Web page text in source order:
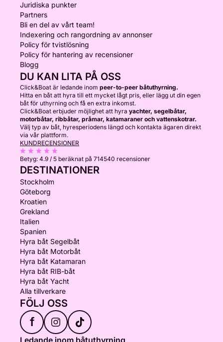
Juridiska punkter
Partners
Bli en del av vårt team!
Indexering och rangordning av annonser
Policy för tvistlösning
Policy för hantering av recensioner
Blogg
DU KAN LITA PÅ OSS
Click&Boat är ledande inom peer-to-peer båtuthyrning.
Hitta en båt att hyra till ett mycket lågt pris, eller lägg ut din egen
båt för uthyrning och få en extra inkomst.
Click&Boat erbjuder möjlighet att hyra yachter, segelbåtar,
motorbåtar, ribbåtar, pråmar, katamaraner och vattenskotrar.
Välj typ av båt, hyresperiodens längd och kontakta ägaren direkt
via vår plattform.
KUNDRECENSIONER
Betyg: 4.9 / 5 beräknat på 714540 recensioner
DESTINATIONER
Stockholm
Göteborg
Kroatien
Grekland
Italien
Spanien
Hyra båt Segelbåt
Hyra båt Motorbåt
Hyra båt Katamaran
Hyra båt RIB-båt
Hyra båt Yacht
Alla tillverkare
FÖLJ OSS
f
Ledande inom båtuthyrning